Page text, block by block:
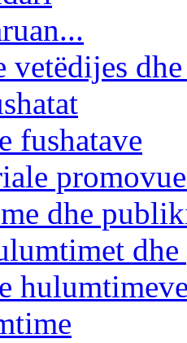
vetëdijes
fushatave
dhe